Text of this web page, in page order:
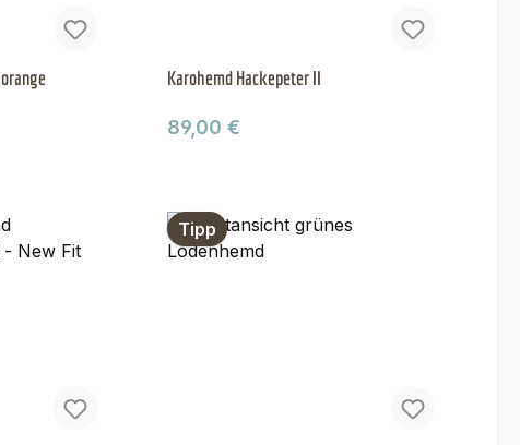
Karohemd Hackepeter II
Regulärer Preis:
89,00 €
Tipp